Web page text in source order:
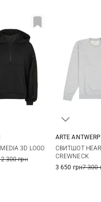
3D LOGO
300 грн
ARTE ANTWERP
СВИТШОТ
CREWNECK
3 650 грн7 300